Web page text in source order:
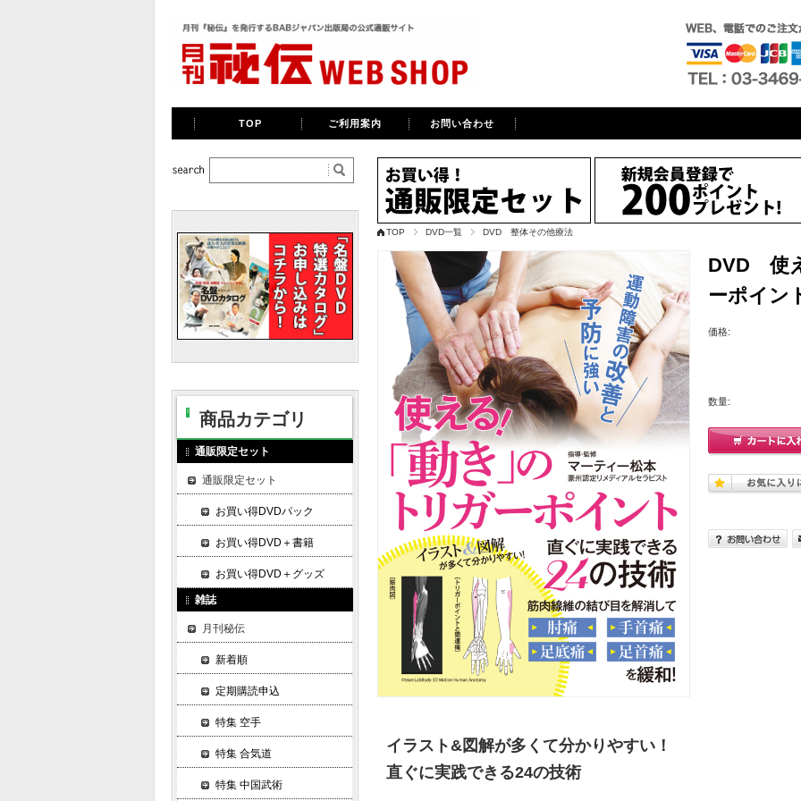
TOP ご利用案内 お問い合わせ
TOP DVD一覧 DVD 整体その他療法
DVD 使
ーポイン
価格:
数量:
イラスト&図解が多くて分かりやすい！
直ぐに実践できる24の技術
商品カテゴリ
通販限定セット
通販限定セット
お買い得DVDパック
お買い得DVD＋書籍
お買い得DVD＋グッズ
雑誌
月刊秘伝
新着順
定期購読申込
特集 空手
特集 合気道
特集 中国武術